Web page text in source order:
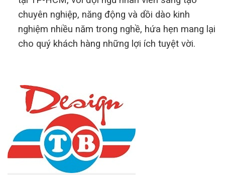
chuyên nghiệp, năng động và dồi dào kinh
nghiệm nhiều năm trong nghề, hứa hẹn mang lại
cho quý khách hàng những lợi ích tuyệt vời.